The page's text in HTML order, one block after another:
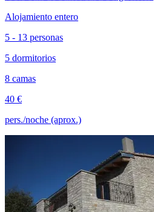
Alojamiento entero
5 - 13 personas
5 dormitorios
8 camas
40 €
pers./noche (aprox.)